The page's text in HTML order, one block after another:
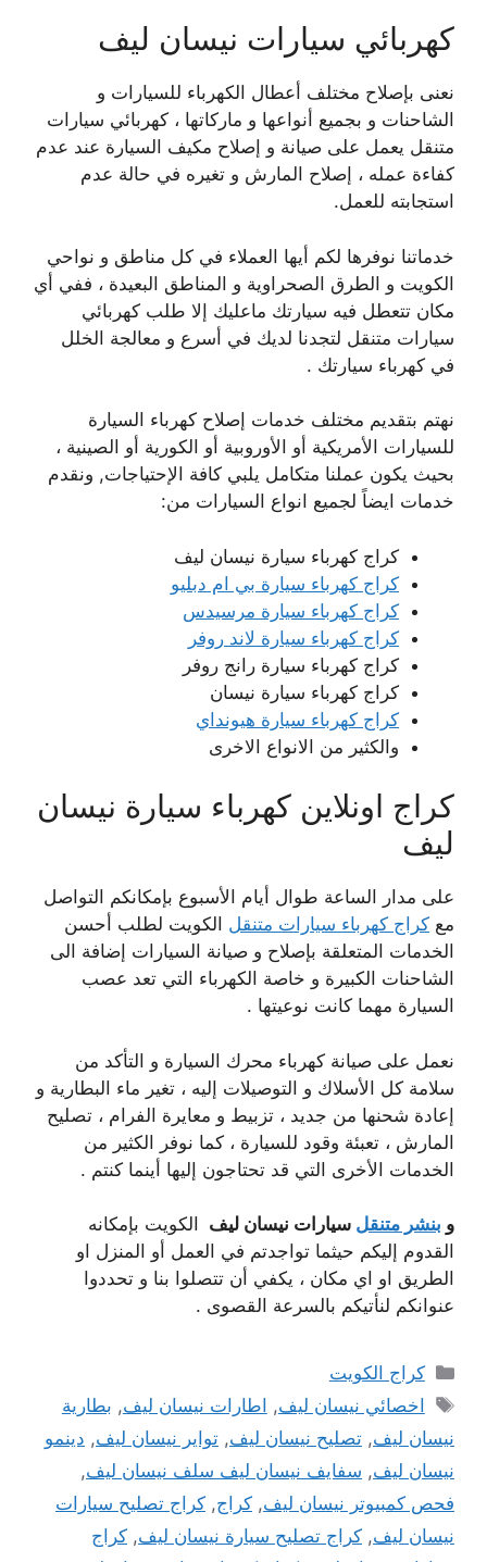
كهربائي سيارات نيسان ليف
نعنى بإصلاح مختلف أعطال الكهرباء للسيارات و
الشاحنات و بجميع أنواعها و ماركاتها ، كهربائي سيارات
متنقل يعمل على صيانة و إصلاح مكيف السيارة عند عدم
كفاءة عمله ، إصلاح المارش و تغيره في حالة عدم
استجابته للعمل.
خدماتنا نوفرها لكم أيها العملاء في كل مناطق و نواحي
الكويت و الطرق الصحراوية و المناطق البعيدة ، ففي أي
مكان تتعطل فيه سيارتك ماعليك إلا طلب كهربائي
سيارات متنقل لتجدنا لديك في أسرع و معالجة الخلل
في كهرباء سيارتك .
نهتم بتقديم مختلف خدمات إصلاح كهرباء السيارة
للسيارات الأمريكية أو الأوروبية أو الكورية أو الصينية ،
بحيث يكون عملنا متكامل يلبي كافة الإحتياجات, ونقدم
خدمات ايضاً لجميع انواع السيارات من:
كراج كهرباء سيارة نيسان ليف
كراج كهرباء سيارة بي ام دبليو
كراج كهرباء سيارة مرسيدس
كراج كهرباء سيارة لاند روفر
كراج كهرباء سيارة رانج روفر
كراج كهرباء سيارة نيسان
كراج كهرباء سيارة هيونداي
والكثير من الانواع الاخرى
كراج اونلاين كهرباء سيارة نيسان
ليف
على مدار الساعة طوال أيام الأسبوع بإمكانكم التواصل
مع كراج كهرباء سيارات متنقل الكويت لطلب أحسن
الخدمات المتعلقة بإصلاح و صيانة السيارات إضافة الى
الشاحنات الكبيرة و خاصة الكهرباء التي تعد عصب
السيارة مهما كانت نوعيتها .
نعمل على صيانة كهرباء محرك السيارة و التأكد من
سلامة كل الأسلاك و التوصيلات إليه ، تغير ماء البطارية و
إعادة شحنها من جديد ، تزبيط و معايرة الفرام ، تصليح
المارش ، تعبئة وقود للسيارة ، كما نوفر الكثير من
الخدمات الأخرى التي قد تحتاجون إليها أينما كنتم .
و بنشر متنقل سيارات نيسان ليف
الكويت بإمكانه
القدوم إليكم حيثما تواجدتم في العمل أو المنزل او
الطريق او اي مكان ، يكفي أن تتصلوا بنا و تحددوا
عنوانكم لنأتيكم بالسرعة القصوى .
التصنيفات
كراج الكويت
الوسوم
اخصائي نيسان ليف, اطارات نيسان ليف, بطارية
نيسان ليف, تصليح نيسان ليف, تواير نيسان ليف, دينمو
نيسان ليف, سفايف نيسان ليف سلف نيسان ليف,
فحص كمبيوتر نيسان ليف, كراج, كراج تصليح سيارات
نيسان ليف, كراج تصليح سيارة نيسان ليف, كراج